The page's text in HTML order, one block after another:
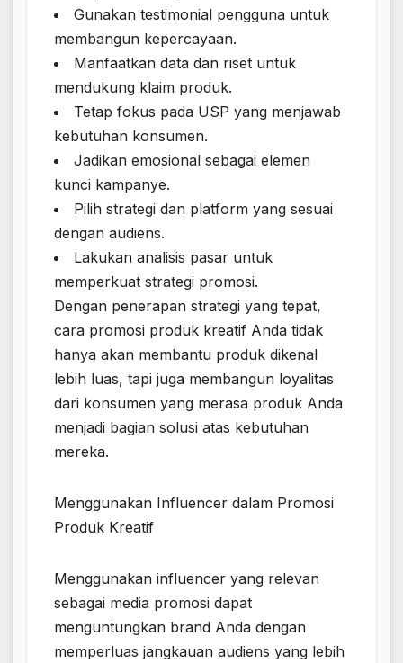
Gunakan testimonial pengguna untuk
membangun kepercayaan.
Manfaatkan data dan riset untuk
mendukung klaim produk.
Tetap fokus pada USP yang menjawab
kebutuhan konsumen.
Jadikan emosional sebagai elemen
kunci kampanye.
Pilih strategi dan platform yang sesuai
dengan audiens.
Lakukan analisis pasar untuk
memperkuat strategi promosi.
Dengan penerapan strategi yang tepat,
cara promosi produk kreatif Anda tidak
hanya akan membantu produk dikenal
lebih luas, tapi juga membangun loyalitas
dari konsumen yang merasa produk Anda
menjadi bagian solusi atas kebutuhan
mereka.
Menggunakan Influencer dalam Promosi
Produk Kreatif
Menggunakan influencer yang relevan
sebagai media promosi dapat
menguntungkan brand Anda dengan
memperluas jangkauan audiens yang lebih